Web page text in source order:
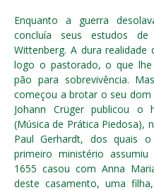
Enquanto a guerra
concluía seus estudos
Wittenberg. A dura
logo o pastorado, o que
pão para sobrevivência.
começou a brotar o seu dom
Johann Crüger publicou o
(Música de Prática Piedosa),
Paul Gerhardt, dos quais
primeiro ministério
1655 casou com Anna
deste casamento, uma